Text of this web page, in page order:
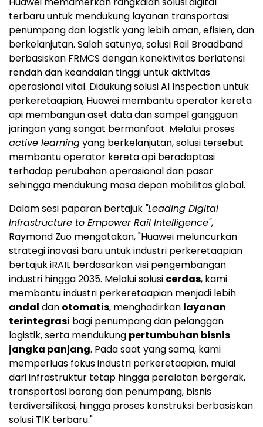
terbaru untuk mendukung layanan transportasi
penumpang dan logistik yang lebih aman, efisien, dan
berkelanjutan. Salah satunya, solusi Rail Broadband
berbasiskan FRMCS dengan konektivitas berlatensi
rendah dan keandalan tinggi untuk aktivitas
operasional vital. Didukung solusi AI Inspection untuk
perkeretaapian, Huawei membantu operator kereta
api membangun aset data dan sampel gangguan
jaringan yang sangat bermanfaat. Melalui proses
active learningyang berkelanjutan, solusi tersebut
membantu operator kereta api beradaptasi
terhadap perubahan operasional dan pasar
sehingga mendukung masa depan mobilitas global.
Dalam sesi paparan bertajuk "Leading Digital
Infrastructure to Empower Rail Intelligence",
Raymond Zuo mengatakan, "Huawei meluncurkan
strategi inovasi baru untuk industri perkeretaapian
bertajuk iRAIL berdasarkan visi pengembangan
industri hingga 2035. Melalui solusi cerdas, kami
membantu industri perkeretaapian menjadi lebih
andal dan otomatis, menghadirkan layanan
terintegrasi bagi penumpang dan pelanggan
logistik, serta mendukung pertumbuhan bisnis
jangka panjang. Pada saat yang sama, kami
memperluas fokus industri perkeretaapian, mulai
dari infrastruktur tetap hingga peralatan bergerak,
transportasi barang dan penumpang, bisnis
terdiversifikasi, hingga proses konstruksi berbasiskan
solusi TIK terbaru."